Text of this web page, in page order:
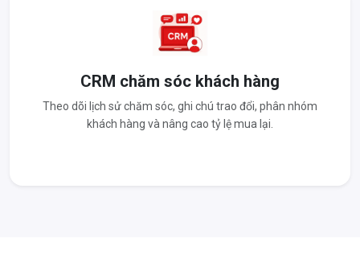
CRM chăm sóc khách hàng
Theo dõi lịch sử chăm sóc, ghi chú trao đổi, phân nhóm
khách hàng và nâng cao tỷ lệ mua lại.